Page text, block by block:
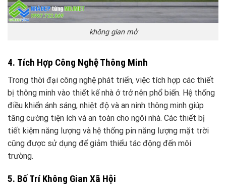
không gian mở
4. Tích Hợp Công Nghệ Thông Minh
Trong thời đại công nghệ phát triển, việc tích hợp các thiết
bị thông minh vào thiết kế nhà ở trở nên phổ biến. Hệ thống
điều khiển ánh sáng, nhiệt độ và an ninh thông minh giúp
tăng cường tiện ích và an toàn cho ngôi nhà. Các thiết bị
tiết kiệm năng lượng và hệ thống pin năng lượng mặt trời
cũng được sử dụng để giảm thiểu tác động đến môi
trường.
5. Bố Trí Không Gian Xã Hội